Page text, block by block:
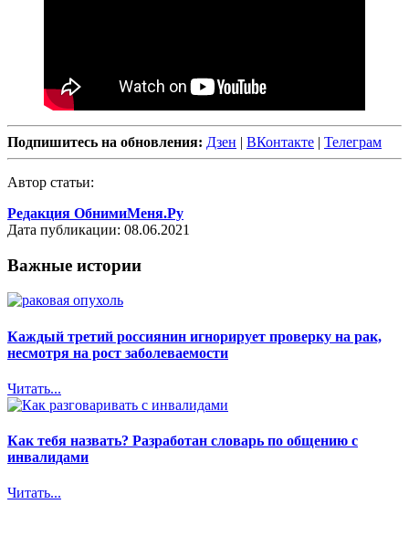
Подпишитесь на обновления: Дзен | ВКонтакте | Телеграм
Автор статьи:
Редакция ОбнимиМеня.Ру
Дата публикации: 08.06.2021
Важные истории
Каждый третий россиянин игнорирует проверку на рак,
несмотря на рост заболеваемости
Читать...
Как тебя назвать? Разработан словарь по общению с
инвалидами
Читать...